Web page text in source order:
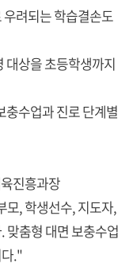
려되는 학습결손도
대상을 초등학생까지
충수업과 진로 단계별
진흥과장
모, 학생선수, 지도자,
맞춤형 대면 보충수업
."